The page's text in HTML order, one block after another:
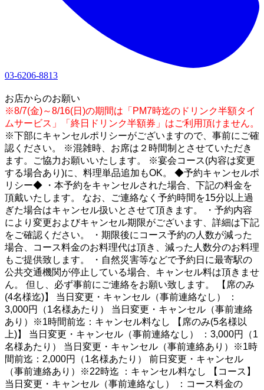
03-6206-8813
お店からのお願い
※8/7(金)～8/16(日)の期間は「PM7時迄のドリンク半額タイ
ムサービス」「終日ドリンク半額券」はご利用頂けません。
※下部にキャンセルポリシーがございますので、事前にご確
認ください。 ※混雑時、お席は２時間制とさせていただき
ます。ご協力お願いいたします。 ※宴会コース(内容は変更
する場合あり)に、料理単品追加もOK。 ◆予約キャンセルポ
リシー◆ ・本予約をキャンセルされた場合、下記の料金を
頂戴いたします。 なお、ご連絡なく予約時間を15分以上過
ぎた場合はキャンセル扱いとさせて頂きます。 ・予約内容
により変更およびキャンセル期限がございます、詳細は下記
をご確認ください。 ・期限後にコース予約の人数が減った
場合、コース料金のお料理代は頂き、減った人数分のお料理
もご提供致します。 ・自然災害等などで予約日に最寄駅の
公共交通機関が停止している場合、キャンセル料は頂きませ
ん。 但し、必ず事前にご連絡をお願い致します。 【席のみ
(4名様迄)】 当日変更・キャンセル（事前連絡なし） ：
3,000円（1名様あたり） 当日変更・キャンセル（事前連絡
あり）※1時間前迄：キャンセル料なし 【席のみ(5名様以
上)】 当日変更・キャンセル（事前連絡なし） ：3,000円（1
名様あたり） 当日変更・キャンセル（事前連絡あり）※1時
間前迄：2,000円（1名様あたり） 前日変更・キャンセル
（事前連絡あり）※22時迄 ：キャンセル料なし 【コース】
当日変更・キャンセル（事前連絡なし） ：コース料金の